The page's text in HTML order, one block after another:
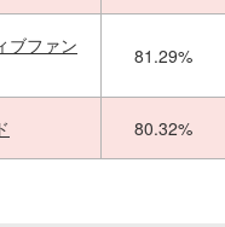
ブファン
81.29%
80.32%